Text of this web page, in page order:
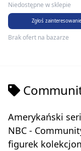
Niedostępne w sklepie
Zgłoś zainteresowanie
Brak ofert na bazarze
Amerykański
NBC -
figurek